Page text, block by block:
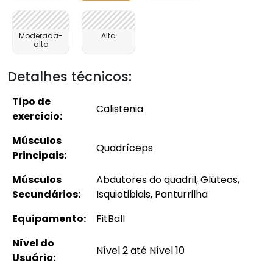
Moderada-
alta
Alta
Detalhes técnicos:
Tipo de
exercício:
Calistenia
Músculos
Principais:
Quadríceps
Músculos
Secundários:
Abdutores do quadril, Glúteos,
Isquiotibiais, Panturrilha
Equipamento:
FitBall
Nível do
Usuário:
Nível 2 até Nível 10